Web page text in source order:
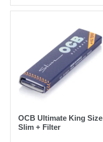
OCB Ultimate King Size
Slim + Filter